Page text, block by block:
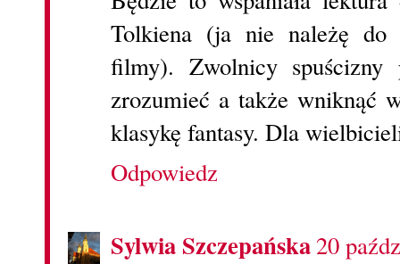
Tolkiena (ja nie należę do
filmy). Zwolnicy spuścizny
zrozumieć a także wniknąć
klasykę fantasy. Dla
Odpowiedz
Sylwia Szczepańska20